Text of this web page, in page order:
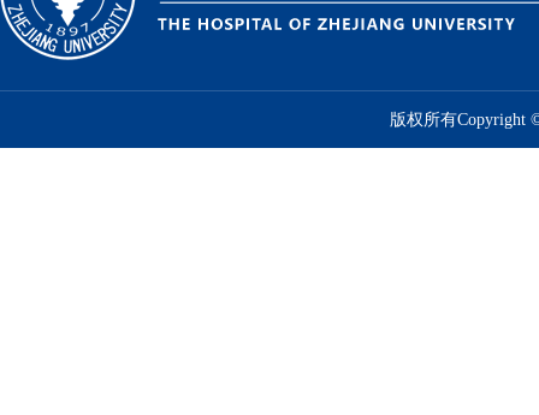
版权所有